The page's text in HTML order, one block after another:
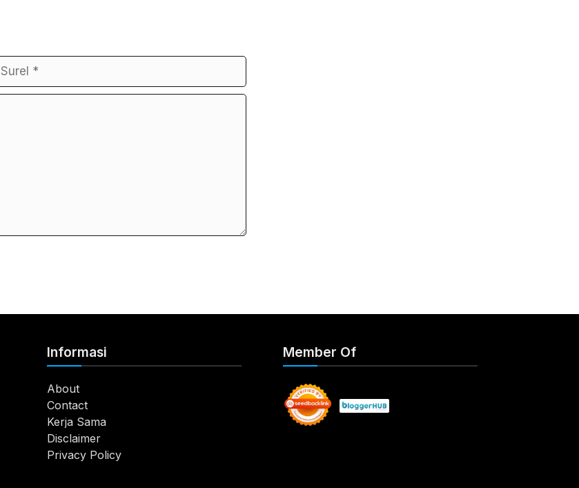
Informasi
About
Contact
Kerja Sama
Disclaimer
Privacy Policy
Member Of